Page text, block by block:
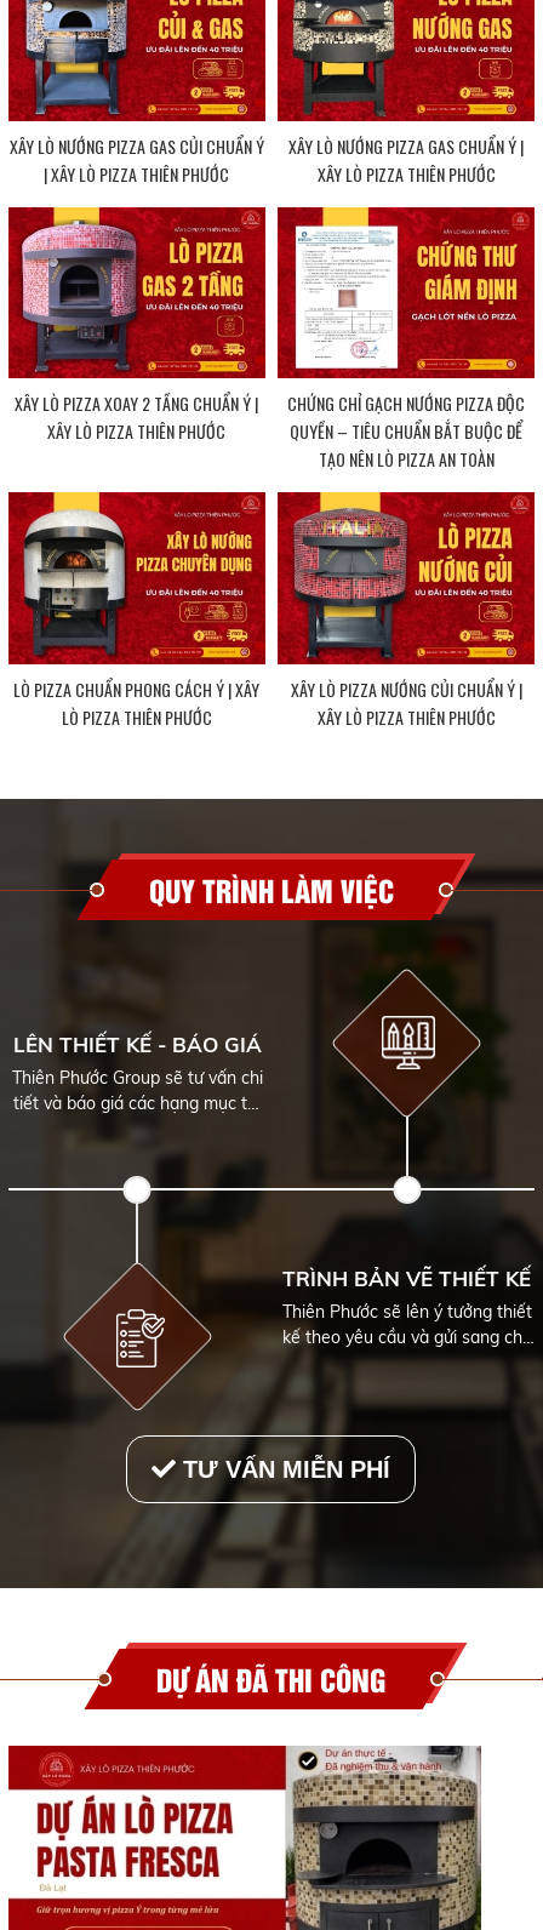
XÂY LÒ NƯỚNG PIZZA GAS CỦI CHUẨN Ý
| XÂY LÒ PIZZA THIÊN PHƯỚC
XÂY LÒ NƯỚNG PIZZA GAS CHUẨN Ý |
XÂY LÒ PIZZA THIÊN PHƯỚC
XÂY LÒ PIZZA XOAY 2 TẦNG CHUẨN Ý |
XÂY LÒ PIZZA THIÊN PHƯỚC
CHỨNG CHỈ GẠCH NƯỚNG PIZZA ĐỘC
QUYỀN – TIÊU CHUẨN BẮT BUỘC ĐỂ
TẠO NÊN LÒ PIZZA AN TOÀN
LÒ PIZZA CHUẨN PHONG CÁCH Ý | XÂY
LÒ PIZZA THIÊN PHƯỚC
XÂY LÒ PIZZA NƯỚNG CỦI CHUẨN Ý |
XÂY LÒ PIZZA THIÊN PHƯỚC
QUY TRÌNH LÀM VIỆC
LÊN THIẾT KẾ - BÁO GIÁ
Thiên Phước Group sẽ tư vấn chi
tiết và báo giá các hạng mục thi
công
TRÌNH BẢN VẼ THIẾT KẾ
Thiên Phước sẽ lên ý tưởng thiết
kế theo yêu cầu và gửi sang cho
khách duyệt thiết kế.
TƯ VẤN MIỄN PHÍ
DỰ ÁN ĐÃ THI CÔNG